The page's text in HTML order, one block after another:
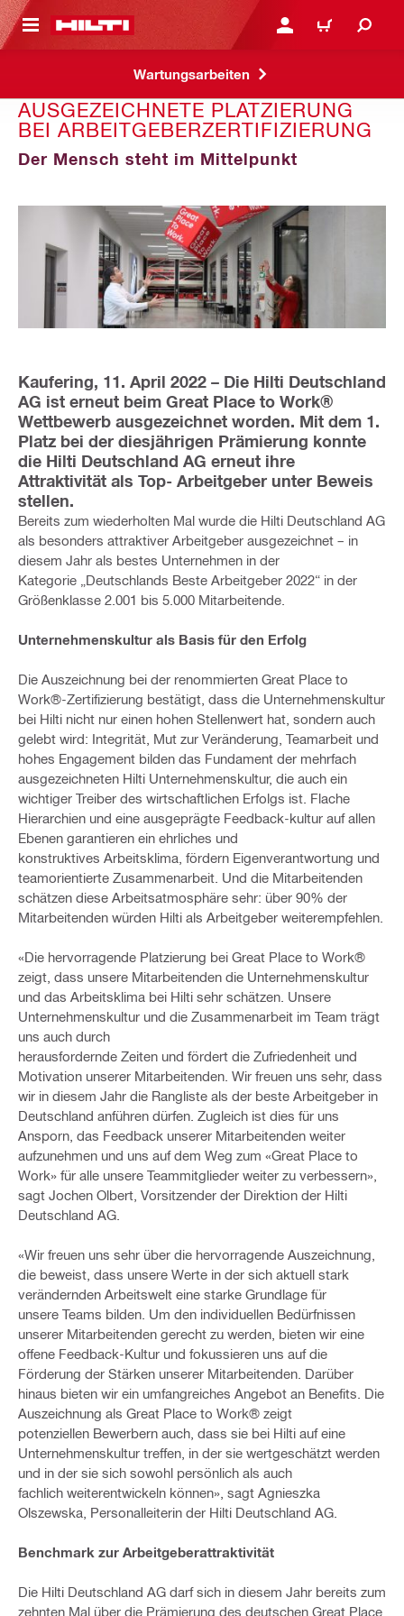
ANMELDEN ODER
WARENKORB
Wartungsarbeiten
AUSGEZEICHNETE PLATZIERUNG
BEI ARBEITGEBERZERTIFIZIERUNG
Der Mensch steht im Mittelpunkt
Kaufering, 11. April 2022 – Die Hilti Deutschland
AG ist erneut beim Great Place to Work®
Wettbewerb ausgezeichnet worden. Mit dem 1.
Platz bei der diesjährigen Prämierung konnte
die Hilti Deutschland AG erneut ihre
Attraktivität als Top- Arbeitgeber unter Beweis
stellen.
Bereits zum wiederholten Mal wurde die Hilti Deutschland AG
als besonders attraktiver Arbeitgeber ausgezeichnet – in
diesem Jahr als bestes Unternehmen in der
Kategorie „Deutschlands Beste Arbeitgeber 2022“ in der
Größenklasse 2.001 bis 5.000 Mitarbeitende.
Unternehmenskultur als Basis für den Erfolg
Die Auszeichnung bei der renommierten Great Place to
Work®-Zertifizierung bestätigt, dass die Unternehmenskultur
bei Hilti nicht nur einen hohen Stellenwert hat, sondern auch
gelebt wird: Integrität, Mut zur Veränderung, Teamarbeit und
hohes Engagement bilden das Fundament der mehrfach
ausgezeichneten Hilti Unternehmenskultur, die auch ein
wichtiger Treiber des wirtschaftlichen Erfolgs ist. Flache
Hierarchien und eine ausgeprägte Feedback-kultur auf allen
Ebenen garantieren ein ehrliches und
konstruktives Arbeitsklima, fördern Eigenverantwortung und
teamorientierte Zusammenarbeit. Und die Mitarbeitenden
schätzen diese Arbeitsatmosphäre sehr: über 90% der
Mitarbeitenden würden Hilti als Arbeitgeber weiterempfehlen.
«Die hervorragende Platzierung bei Great Place to Work®
zeigt, dass unsere Mitarbeitenden die Unternehmenskultur
und das Arbeitsklima bei Hilti sehr schätzen. Unsere
Unternehmenskultur und die Zusammenarbeit im Team trägt
uns auch durch
herausfordernde Zeiten und fördert die Zufriedenheit und
Motivation unserer Mitarbeitenden. Wir freuen uns sehr, dass
wir in diesem Jahr die Rangliste als der beste Arbeitgeber in
Deutschland anführen dürfen. Zugleich ist dies für uns
Ansporn, das Feedback unserer Mitarbeitenden weiter
aufzunehmen und uns auf dem Weg zum «Great Place to
Work» für alle unsere Teammitglieder weiter zu verbessern»,
sagt Jochen Olbert, Vorsitzender der Direktion der Hilti
Deutschland AG.
«Wir freuen uns sehr über die hervorragende Auszeichnung,
die beweist, dass unsere Werte in der sich aktuell stark
verändernden Arbeitswelt eine starke Grundlage für
unsere Teams bilden. Um den individuellen Bedürfnissen
unserer Mitarbeitenden gerecht zu werden, bieten wir eine
offene Feedback-Kultur und fokussieren uns auf die
Förderung der Stärken unserer Mitarbeitenden. Darüber
hinaus bieten wir ein umfangreiches Angebot an Benefits. Die
Auszeichnung als Great Place to Work® zeigt
potenziellen Bewerbern auch, dass sie bei Hilti auf eine
Unternehmenskultur treffen, in der sie wertgeschätzt werden
und in der sie sich sowohl persönlich als auch
fachlich weiterentwickeln können», sagt Agnieszka
Olszewska, Personalleiterin der Hilti Deutschland AG.
Benchmark zur Arbeitgeberattraktivität
Die Hilti Deutschland AG darf sich in diesem Jahr bereits zum
zehnten Mal über die Prämierung des deutschen Great Place